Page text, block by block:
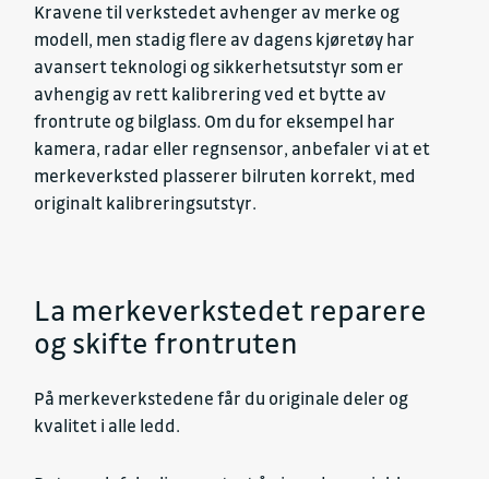
Kravene til verkstedet avhenger av merke og
modell, men stadig flere av dagens kjøretøy har
avansert teknologi og sikkerhetsutstyr som er
avhengig av rett kalibrering ved et bytte av
frontrute og bilglass. Om du for eksempel har
kamera, radar eller regnsensor, anbefaler vi at et
merkeverksted plasserer bilruten korrekt, med
originalt kalibreringsutstyr.
La merkeverkstedet reparere
og skifte frontruten
På merkeverkstedene får du originale deler og
kvalitet i alle ledd.